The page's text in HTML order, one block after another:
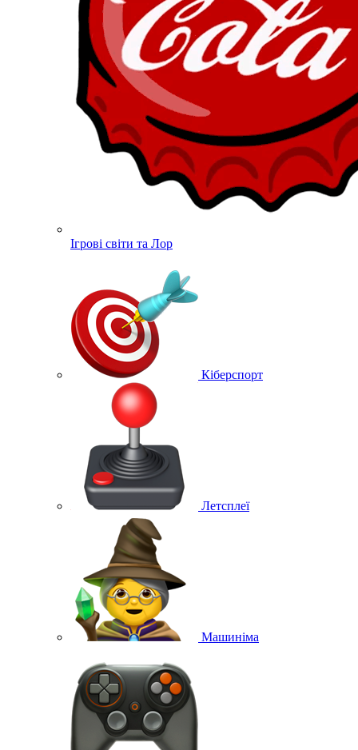
Ігрові світи та Лор
Кіберспорт
Летсплеї
Машиніма